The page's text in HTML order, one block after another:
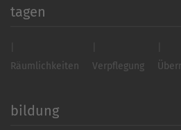
tagen
Räumlichkeiten Verpflegung
bildung